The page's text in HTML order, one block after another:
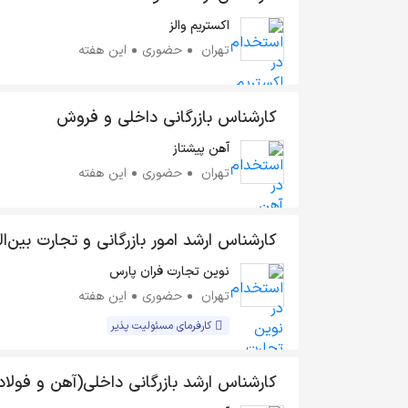
اکستریم والز
تهران
حضوری این هفته
کارشناس بازرگانی داخلی و فروش
آهن پیشتاز
تهران
حضوری این هفته
کارشناس ارشد امور بازرگانی و تجارت
نوین تجارت فران پارس
تهران
حضوری این هفته
کارفرمای مسئولیت پذیر
کارشناس ارشد بازرگانی داخلی(آهن و